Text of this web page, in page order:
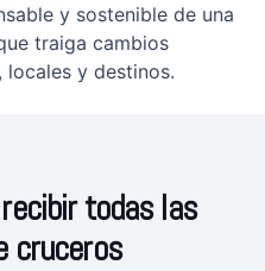
y sostenible de una
traiga cambios
y destinos.
todas las
cruceros